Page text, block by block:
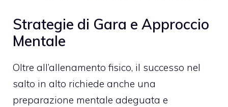
Strategie di Gara e Approccio
Mentale
Oltre all’allenamento fisico, il successo nel
salto in alto richiede anche una
preparazione mentale adeguata e